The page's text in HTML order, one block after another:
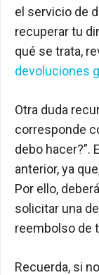
el servicio de
recuperar tu
qué se trata,
devoluciones
Otra duda
corresponde
debo hacer?”.
anterior, ya
Por ello,
solicitar una
reembolso de
Recuerda, si